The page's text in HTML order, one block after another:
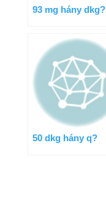
93 mg hány dkg?
50 dkg hány q?